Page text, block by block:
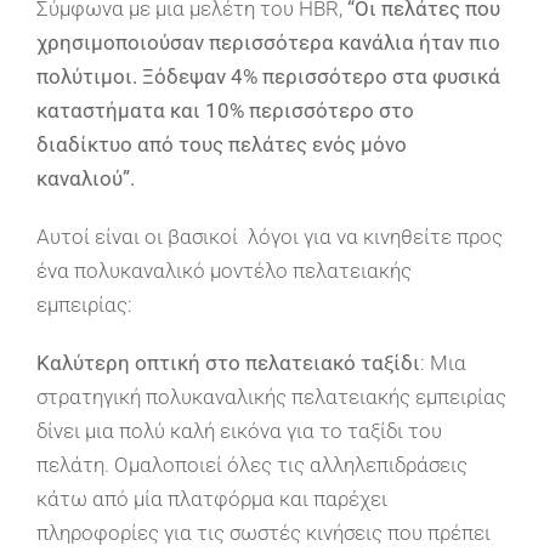
Σύμφωνα με μια μελέτη του HBR, “Οι πελάτες που
χρησιμοποιούσαν περισσότερα κανάλια ήταν πιο
πολύτιμοι. Ξόδεψαν 4% περισσότερο στα φυσικά
καταστήματα και 10% περισσότερο στο
διαδίκτυο από τους πελάτες ενός μόνο
καναλιού”.
Αυτοί είναι οι βασικοί λόγοι για να κινηθείτε προς
ένα πολυκαναλικό μοντέλο πελατειακής
εμπειρίας:
Καλύτερη οπτική στο πελατειακό ταξίδι: Μια
στρατηγική πολυκαναλικής πελατειακής εμπειρίας
δίνει μια πολύ καλή εικόνα για το ταξίδι του
πελάτη. Ομαλοποιεί όλες τις αλληλεπιδράσεις
κάτω από μία πλατφόρμα και παρέχει
πληροφορίες για τις σωστές κινήσεις που πρέπει